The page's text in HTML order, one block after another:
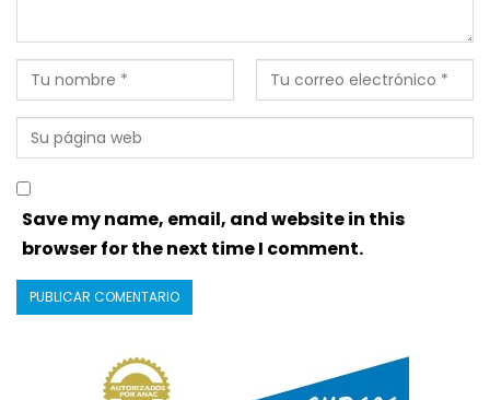
Save my name, email, and website in this
browser for the next time I comment.